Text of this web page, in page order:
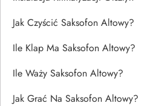
Jak Czyścić Saksofon Altowy?
Ile Klap Ma Saksofon Altowy?
Ile Waży Saksofon Altowy?
Jak Grać Na Saksofon Altowy?